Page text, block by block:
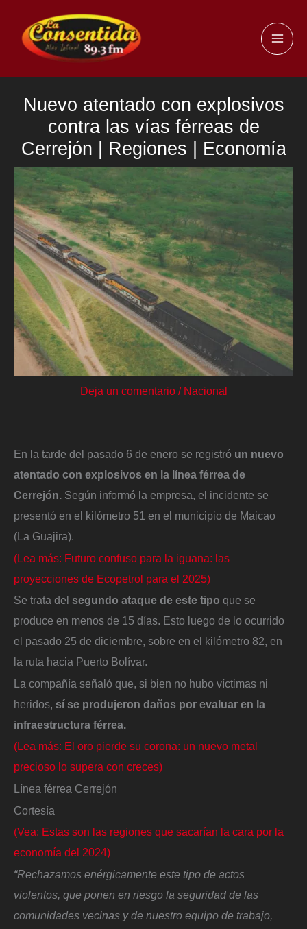
contenido
Nuevo atentado con explosivos
contra las vías férreas de
Cerrejón | Regiones | Economía
Deja un comentario / Nacional
En la tarde del pasado 6 de enero se registró un nuevo
atentado con explosivos en la línea férrea de
Cerrejón. Según informó la empresa, el incidente se
presentó en el kilómetro 51 en el municipio de Maicao
(La Guajira).
(Lea más: Futuro confuso para la iguana: las
proyecciones de Ecopetrol para el 2025)
Se trata del segundo ataque de este tipo que se
produce en menos de 15 días. Esto luego de lo ocurrido
el pasado 25 de diciembre, sobre en el kilómetro 82, en
la ruta hacia Puerto Bolívar.
La compañía señaló que, si bien no hubo víctimas ni
heridos, sí se produjeron daños por evaluar en la
infraestructura férrea.
(Lea más: El oro pierde su corona: un nuevo metal
precioso lo supera con creces)
Línea férrea Cerrejón
Cortesía
(Vea: Estas son las regiones que sacarían la cara por la
economía del 2024)
“Rechazamos enérgicamente este tipo de actos
violentos, que ponen en riesgo la seguridad de las
comunidades vecinas y de nuestro equipo de trabajo,